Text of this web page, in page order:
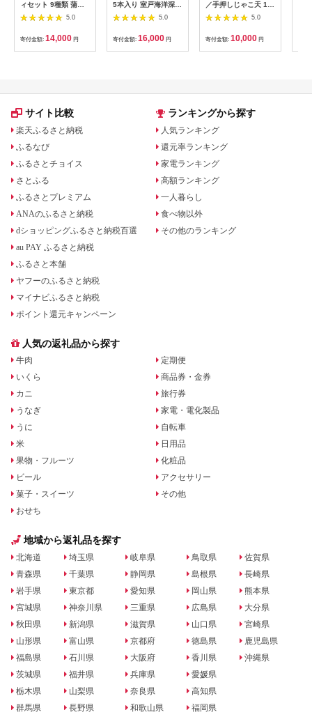
ィセット 9種類 蒲鉾
かまぼこ すり身 練り
5.0
寄付金額: 14,000 円
5本入り 室戸海洋深層
水入 (3種類) 【グレイ
ジア株式会社】
[ATAC193]
5.0
寄付金額: 16,000 円
／手押しじゃこ天 14
枚 7枚×2パック 大山
かまぼこ店 手押し じ
ゃこ天 すり身 練り物
冷蔵 惣菜 フライ おで
ん 具 出汁 だし 郷土
007003
5.0
寄付金額: 10,000 円
サイト比較
楽天ふるさと納税
ふるなび
ふるさとチョイス
さとふる
ふるさとプレミアム
ANAのふるさと納税
dショッピングふるさと納税百選
au PAY ふるさと納税
ふるさと本舗
ヤフーのふるさと納税
マイナビふるさと納税
ポイント還元キャンペーン
ランキングから探す
人気ランキング
還元率ランキング
家電ランキング
高額ランキング
一人暮らし
食べ物以外
その他のランキング
人気の返礼品から探す
牛肉
いくら
カニ
うなぎ
うに
米
果物・フルーツ
ビール
菓子・スイーツ
おせち
定期便
商品券・金券
旅行券
家電・電化製品
自転車
日用品
化粧品
アクセサリー
その他
地域から返礼品を探す
北海道
青森県
岩手県
宮城県
秋田県
山形県
福島県
茨城県
栃木県
群馬県
埼玉県
千葉県
東京都
神奈川県
新潟県
富山県
石川県
福井県
山梨県
長野県
岐阜県
静岡県
愛知県
三重県
滋賀県
京都府
大阪府
兵庫県
奈良県
和歌山県
鳥取県
島根県
岡山県
広島県
山口県
徳島県
香川県
愛媛県
高知県
福岡県
佐賀県
長崎県
熊本県
大分県
宮崎県
鹿児島県
沖縄県